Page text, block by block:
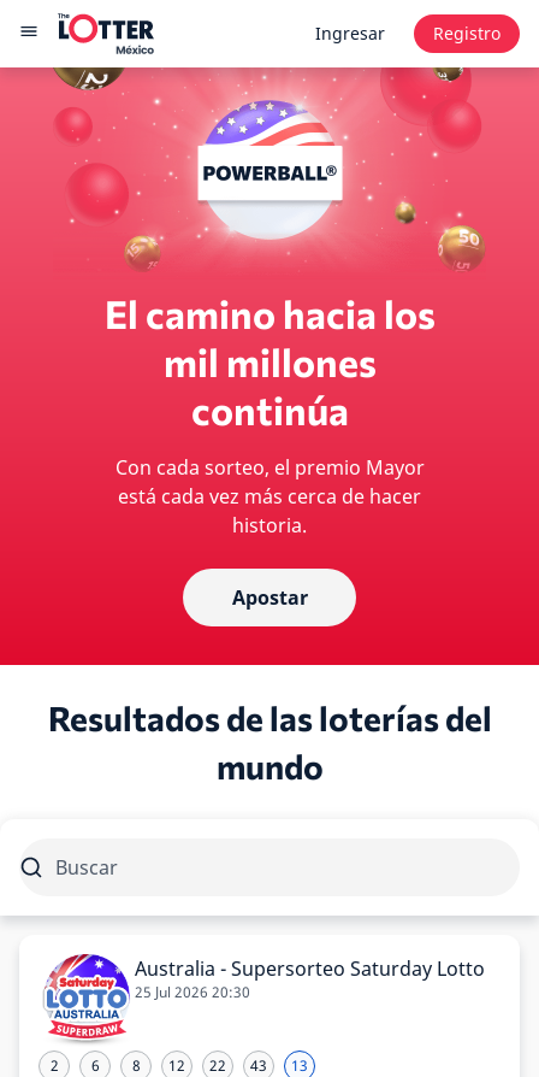
Ingresar Registro
El camino hacia los
mil millones
continúa
Con cada sorteo, el premio Mayor
está cada vez más cerca de hacer
historia.
Apostar
Resultados de las loterías del
mundo
Australia - Supersorteo Saturday Lotto
25 Jul 2026 20:30
2 6 8 12 22 43 13